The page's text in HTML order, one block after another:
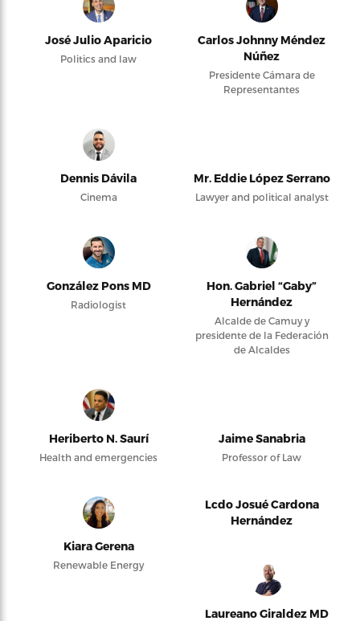
José Julio Aparicio
Politics and law
Carlos Johnny Méndez
Núñez
Presidente Cámara de
Representantes
Dennis Dávila
Cinema
Mr. Eddie López Serrano
Lawyer and political analyst
González Pons MD
Radiologist
Hon. Gabriel “Gaby”
Hernández
Alcalde de Camuy y
presidente de la Federación
de Alcaldes
Heriberto N. Saurí
Health and emergencies
Jaime Sanabria
Professor of Law
Kiara Gerena
Renewable Energy
Lcdo Josué Cardona
Hernández
Laureano Giraldez MD